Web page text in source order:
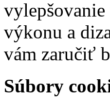
výkonu a
vám zaručiť
Súbory